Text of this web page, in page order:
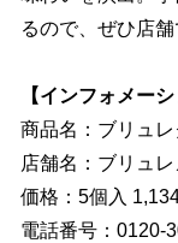
るので、ぜひ店
【インフォメーシ
商品名：ブリュ
店舗名：ブリュ
価格：5個入
電話番号：0120-